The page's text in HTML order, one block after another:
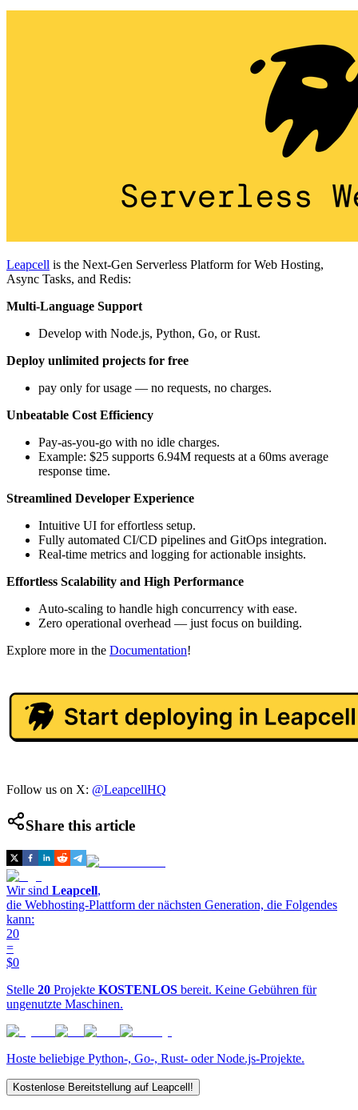
Leapcell is the Next-Gen Serverless Platform for Web Hosting,
Async Tasks, and Redis:
Multi-Language Support
Develop with Node.js, Python, Go, or Rust.
Deploy unlimited projects for free
pay only for usage — no requests, no charges.
Unbeatable Cost Efficiency
Pay-as-you-go with no idle charges.
Example: $25 supports 6.94M requests at a 60ms average
response time.
Streamlined Developer Experience
Intuitive UI for effortless setup.
Fully automated CI/CD pipelines and GitOps integration.
Real-time metrics and logging for actionable insights.
Effortless Scalability and High Performance
Auto-scaling to handle high concurrency with ease.
Zero operational overhead — just focus on building.
Explore more in the Documentation!
Follow us on X: @LeapcellHQ
Share this article
Wir sind Leapcell,
die Webhosting-Plattform der nächsten Generation, die Folgendes
kann:
20
=
$0
Stelle 20 Projekte KOSTENLOS bereit. Keine Gebühren für
ungenutzte Maschinen.
Hoste beliebige Python-, Go-, Rust- oder Node.js-Projekte.
Kostenlose Bereitstellung auf Leapcell!